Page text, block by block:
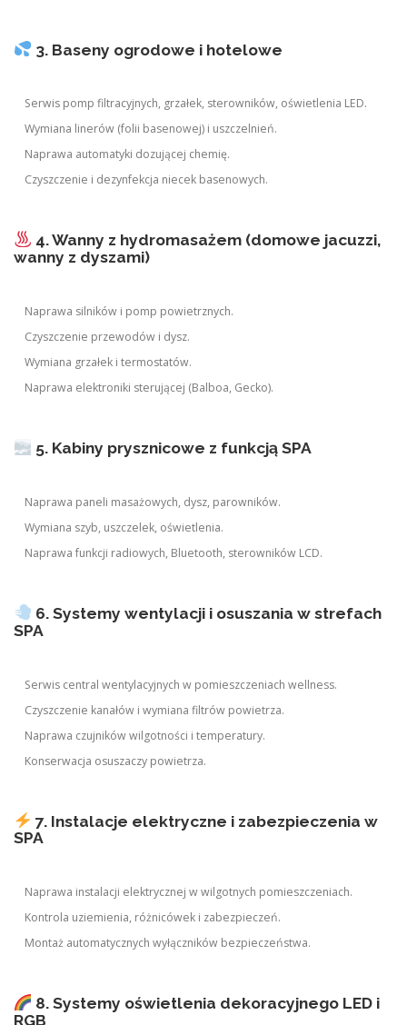
3. Baseny ogrodowe i hotelowe
Serwis pomp filtracyjnych, grzałek, sterowników, oświetlenia LED.
Wymiana linerów (folii basenowej) i uszczelnień.
Naprawa automatyki dozującej chemię.
Czyszczenie i dezynfekcja niecek basenowych.
4. Wanny z hydromasażem (domowe jacuzzi,
wanny z dyszami)
Naprawa silników i pomp powietrznych.
Czyszczenie przewodów i dysz.
Wymiana grzałek i termostatów.
Naprawa elektroniki sterującej (Balboa, Gecko).
5. Kabiny prysznicowe z funkcją SPA
Naprawa paneli masażowych, dysz, parowników.
Wymiana szyb, uszczelek, oświetlenia.
Naprawa funkcji radiowych, Bluetooth, sterowników LCD.
6. Systemy wentylacji i osuszania w strefach
SPA
Serwis central wentylacyjnych w pomieszczeniach wellness.
Czyszczenie kanałów i wymiana filtrów powietrza.
Naprawa czujników wilgotności i temperatury.
Konserwacja osuszaczy powietrza.
7. Instalacje elektryczne i zabezpieczenia w
SPA
Naprawa instalacji elektrycznej w wilgotnych pomieszczeniach.
Kontrola uziemienia, różnicówek i zabezpieczeń.
Montaż automatycznych wyłączników bezpieczeństwa.
8. Systemy oświetlenia dekoracyjnego LED i
RGB